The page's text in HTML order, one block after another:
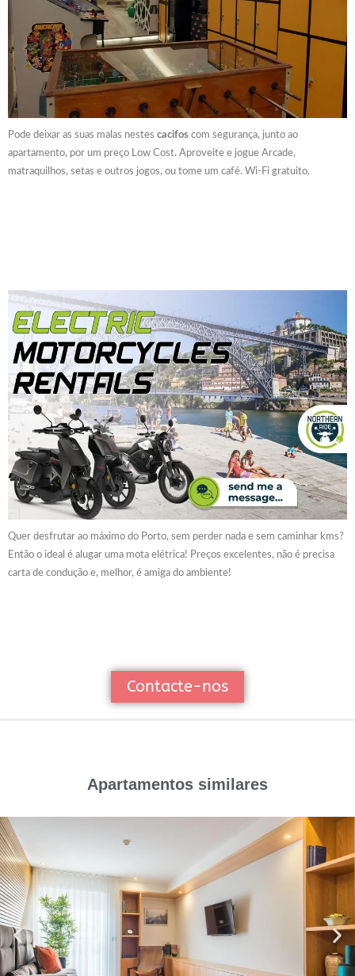
Pode deixar as suas malas nestes cacifos com segurança, junto ao
apartamento, por um preço Low Cost. Aproveite e jogue Arcade,
matraquilhos, setas e outros jogos, ou tome um café. Wi-Fi gratuito.
Quer desfrutar ao máximo do Porto, sem perder nada e sem caminhar kms?
Então o ideal é alugar uma mota elétrica! Preços excelentes, não é precisa
carta de condução e, melhor, é amiga do ambiente!
Contacte-nos
Apartamentos similares